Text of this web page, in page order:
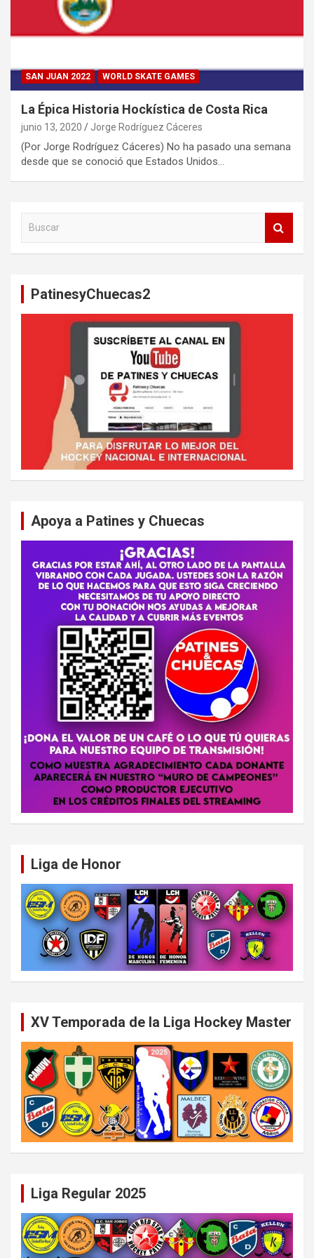
SAN JUAN 2022 WORLD SKATE GAMES
La Épica Historia Hockística de Costa Rica
junio 13, 2020 Jorge Rodríguez Cáceres
(Por Jorge Rodríguez Cáceres) No ha pasado una semana
desde que se conoció que Estados Unidos…
PatinesyChuecas2
Apoya a Patines y Chuecas
Liga de Honor
XV Temporada de la Liga Hockey Master
Liga Regular 2025